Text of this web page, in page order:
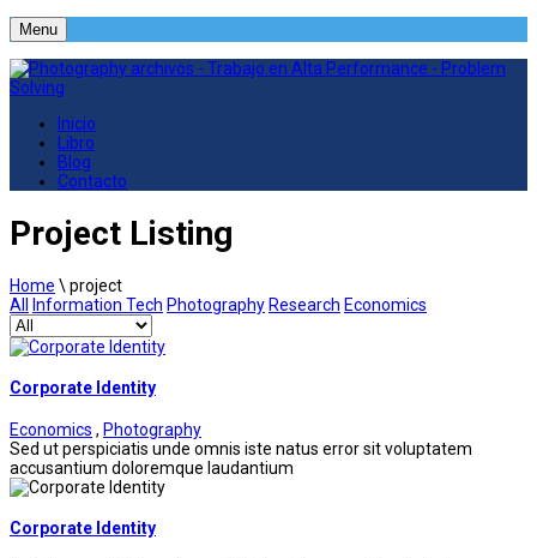
Menu
Inicio
Libro
Blog
Contacto
Project Listing
Home \ project
All Information Tech PhotographyResearch Economics
Corporate Identity
Economics , Photography
Sed ut perspiciatis unde omnis iste natus error sit voluptatem
accusantium doloremque laudantium
Corporate Identity